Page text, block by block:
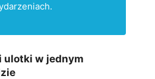
ulotki w jednym